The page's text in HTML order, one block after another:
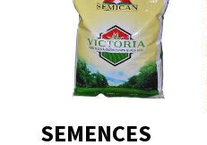
SEMENCES